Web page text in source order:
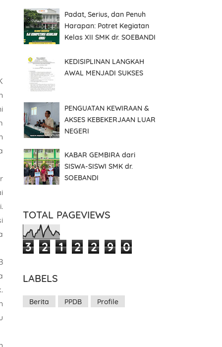
Padat, Serius, dan Penuh
Harapan: Potret Kegiatan
Kelas XII SMK dr. SOEBANDI
KEDISIPLINAN LANGKAH
AWAL MENJADI SUKSES
PENGUATAN KEWIRAAN &
AKSES KEBEKERJAAN LUAR
NEGERI
KABAR GEMBIRA dari
SISWA-SISWI SMK dr.
SOEBANDI
TOTAL PAGEVIEWS
3 2 1 2 2 9 0
LABELS
Berita PPDB Profile